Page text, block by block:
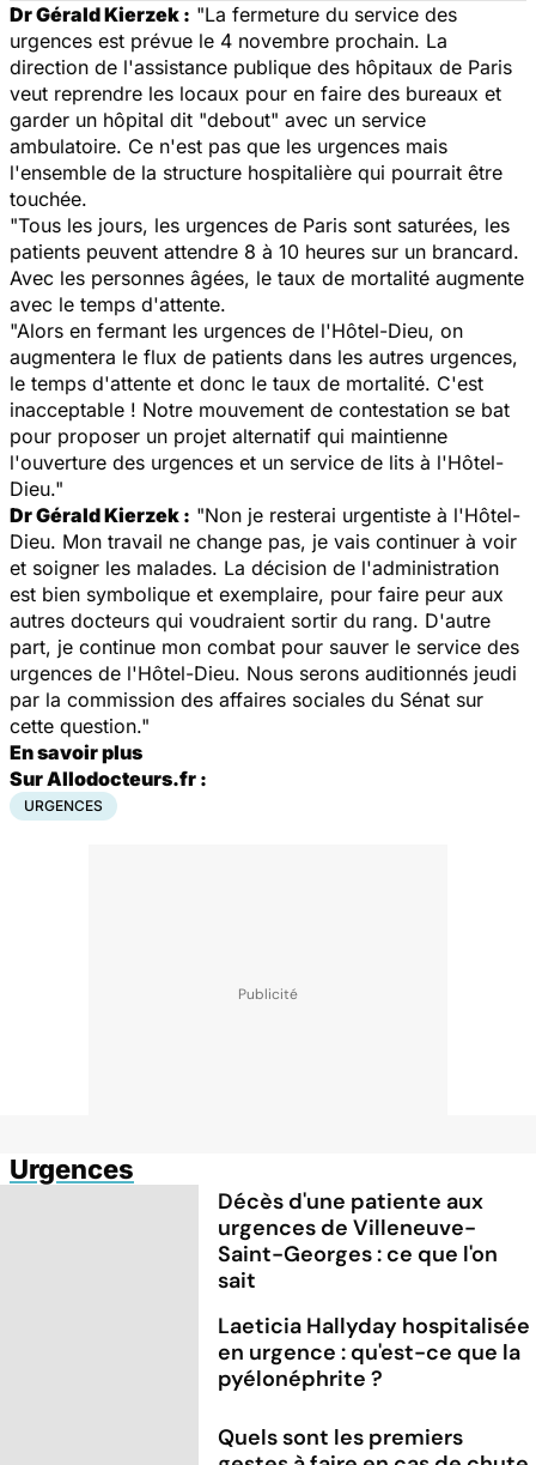
Dr Gérald Kierzek : "La fermeture du service des
urgences est prévue le 4 novembre prochain. La
direction de l'assistance publique des hôpitaux de Paris
veut reprendre les locaux pour en faire des bureaux et
garder un hôpital dit "debout" avec un service
ambulatoire. Ce n'est pas que les urgences mais
l'ensemble de la structure hospitalière qui pourrait être
touchée.
"Tous les jours, les urgences de Paris sont saturées, les
patients peuvent attendre 8 à 10 heures sur un brancard.
Avec les personnes âgées, le taux de mortalité augmente
avec le temps d'attente.
"Alors en fermant les urgences de l'Hôtel-Dieu, on
augmentera le flux de patients dans les autres urgences,
le temps d'attente et donc le taux de mortalité. C'est
inacceptable ! Notre mouvement de contestation se bat
pour proposer un projet alternatif qui maintienne
l'ouverture des urgences et un service de lits à l'Hôtel-
Dieu."
Dr Gérald Kierzek : "Non je resterai urgentiste à l'Hôtel-
Dieu. Mon travail ne change pas, je vais continuer à voir
et soigner les malades. La décision de l'administration
est bien symbolique et exemplaire, pour faire peur aux
autres docteurs qui voudraient sortir du rang. D'autre
part, je continue mon combat pour sauver le service des
urgences de l'Hôtel-Dieu. Nous serons auditionnés jeudi
par la commission des affaires sociales du Sénat sur
cette question."
En savoir plus
Sur Allodocteurs.fr :
URGENCES
Urgences
Décès d'une patiente aux
urgences de Villeneuve-
Saint-Georges : ce que l'on
sait
Laeticia Hallyday hospitalisée
en urgence : qu'est-ce que la
pyélonéphrite ?
Quels sont les premiers